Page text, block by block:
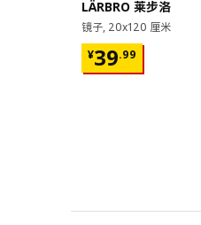
LÄRBRO 莱步洛
镜子, 20x120 厘米
¥39.99
¥ 39.99